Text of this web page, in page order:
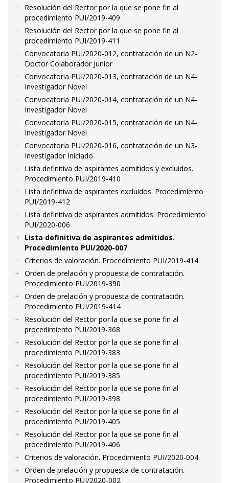
Resolución del Rector por la que se pone fin al
procedimiento PUI/2019-409
Resolución del Rector por la que se pone fin al
procedimiento PUI/2019-411
Convocatoria PUI/2020-012, contratación de un N2-
Doctor Colaborador Junior
Convocatoria PUI/2020-013, contratación de un N4-
Investigador Novel
Convocatoria PUI/2020-014, contratación de un N4-
Investigador Novel
Convocatoria PUI/2020-015, contratación de un N4-
Investigador Novel
Convocatoria PUI/2020-016, contratación de un N3-
Investigador Iniciado
Lista definitiva de aspirantes admitidos y excluidos.
Procedimiento PUI/2019-410
Lista definitiva de aspirantes excluidos. Procedimiento
PUI/2019-412
Lista definitiva de aspirantes admitidos. Procedimiento
PUI/2020-006
Lista definitiva de aspirantes admitidos.
Procedimiento PUI/2020-007
Criterios de valoración. Procedimiento PUI/2019-414
Orden de prelación y propuesta de contratación.
Procedimiento PUI/2019-390
Orden de prelación y propuesta de contratación.
Procedimiento PUI/2019-414
Resolución del Rector por la que se pone fin al
procedimiento PUI/2019-368
Resolución del Rector por la que se pone fin al
procedimiento PUI/2019-383
Resolución del Rector por la que se pone fin al
procedimiento PUI/2019-385
Resolución del Rector por la que se pone fin al
procedimiento PUI/2019-398
Resolución del Rector por la que se pone fin al
procedimiento PUI/2019-405
Resolución del Rector por la que se pone fin al
procedimiento PUI/2019-406
Criterios de valoración. Procedimiento PUI/2020-004
Orden de prelación y propuesta de contratación.
Procedimiento PUI/2020-002